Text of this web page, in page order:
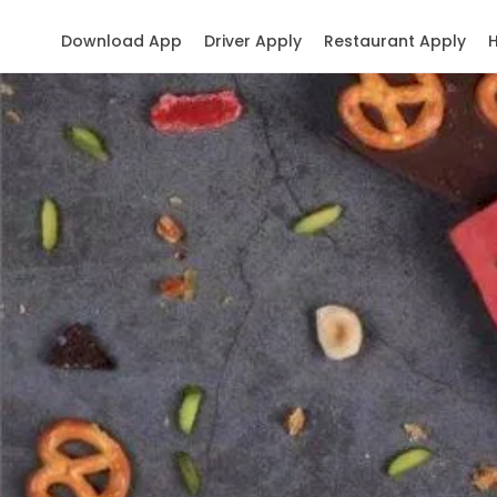
Restaurant Apply
Driver Apply
Download App